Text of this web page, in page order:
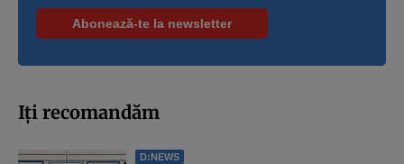
Iți recomandăm
D:NEWS